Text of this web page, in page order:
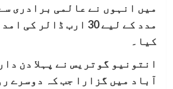
میں انہوں نے عالمی برادری
مدد کے لیے 30 ارب ڈالر
کیا۔
انتونیو گوتریس نے پہلا دن
آباد میں گزارا جب کہ دوسرے